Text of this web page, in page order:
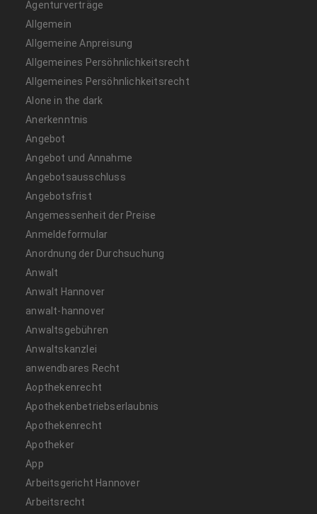
Agenturverträge
Allgemein
Allgemeine Anpreisung
Allgemeines Persöhnlichkeitsrecht
Allgemeines Persöhnlichkeitsrecht
Alone in the dark
Anerkenntnis
Angebot
Angebot und Annahme
Angebotsausschluss
Angebotsfrist
Angemessenheit der Preise
Anmeldeformular
Anordnung der Durchsuchung
Anwalt
Anwalt Hannover
anwalt-hannover
Anwaltsgebühren
Anwaltskanzlei
anwendbares Recht
Aopthekenrecht
Apothekenbetriebserlaubnis
Apothekenrecht
Apotheker
App
Arbeitsgericht Hannover
Arbeitsrecht